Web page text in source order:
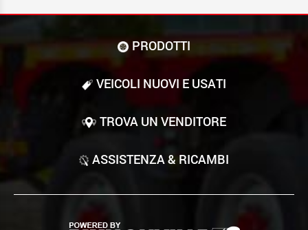
PRODOTTI
VEICOLI NUOVI E USATI
TROVA UN VENDITORE
ASSISTENZA & RICAMBI